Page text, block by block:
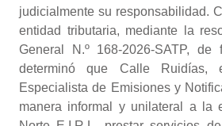
judicialmente su responsabilidad.
entidad tributaria, mediante la
General N.º 168-2026-SATP,
determinó que Calle
Especialista de Emisiones y
manera informal y unilateral a la